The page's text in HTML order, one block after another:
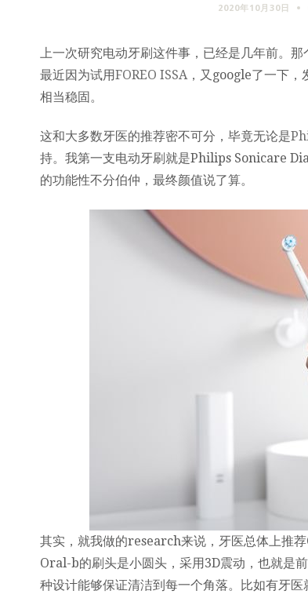
2020年10月30日
上一次研究电动牙刷这件事，已经是几年前。
最近因为试用FOREO ISSA，又google了一下，
相当稳固。
这和大多数牙医的推荐密不可分，毕竟无论是
持。我第一支电动牙刷就是Philips Sonicare
的功能性不分伯仲，最终颜值说了算。
其实，就我做的research来说，牙医总体上推
Oral-b的刷头是小圆头，采用3D震动，也就是
种设计能够保证清洁到每一个角落。比如有牙